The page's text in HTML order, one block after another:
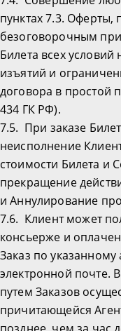
пунктах 7.3.
безоговорочным
Билета всех
изъятий и
договора в простой
434 ГК РФ).
7.5. При заказе
неисполнение
стоимости Билета и
прекращение
и Аннулирование
7.6. Клиент может
консьерже и
Заказ по указанному
электронной почте.
путем Заказов
причитающейся